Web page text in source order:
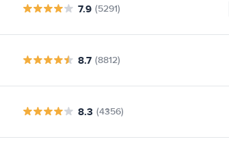
7.9 (5291)
8.7 (8812)
8.3 (4356)